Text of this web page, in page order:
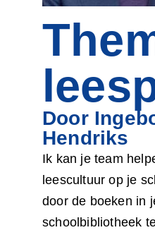
Door
Hendriks
Ik kan je team
leescultuur op je
door de boeken in
schoolbibliotheek